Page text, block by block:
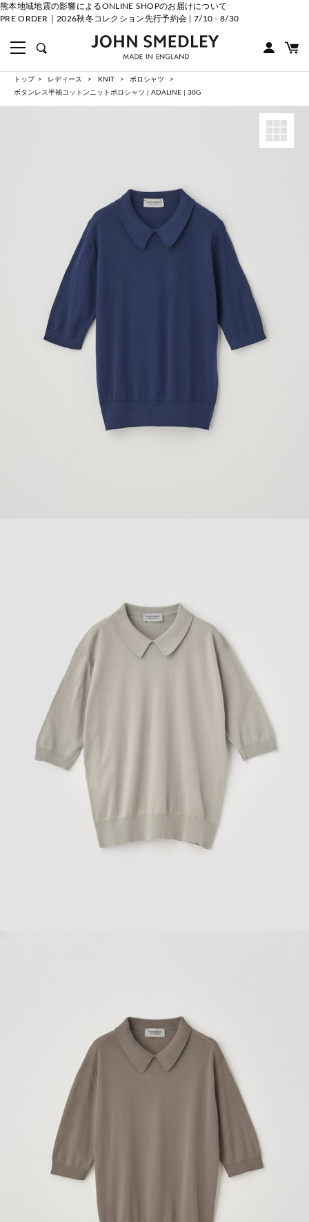
熊本地域地震の影響によるONLINE SHOPのお届けについて
PRE ORDER｜2026秋冬コレクション先行予約会 | 7/10 - 8/30
トップ レディース KNIT
ポロシャツ
ボタンレス半袖コットンニットポロシャツ | ADALINE | 30G